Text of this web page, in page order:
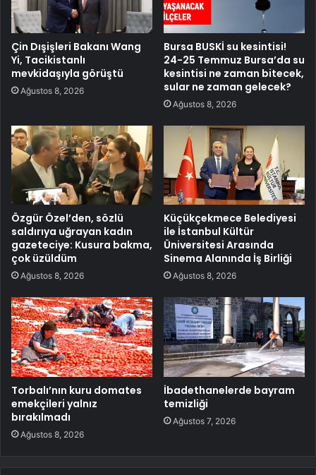
Çin Dışişleri Bakanı Wang
Yi, Tacikistanlı
mevkidaşıyla görüştü
Ağustos 8, 2026
Bursa BUSKİ su kesintisi!
24-25 Temmuz Bursa’da su
kesintisi ne zaman bitecek,
sular ne zaman gelecek?
Ağustos 8, 2026
Özgür Özel’den, sözlü
saldırıya uğrayan kadın
gazeteciye: Kusura bakma,
çok üzüldüm
Ağustos 8, 2026
Küçükçekmece Belediyesi
ile İstanbul Kültür
Üniversitesi Arasında
Sinema Alanında İş Birliği
Ağustos 8, 2026
Torbalı’nın kuru domates
emekçileri yalnız
bırakılmadı
Ağustos 8, 2026
İbadethanelerde bayram
temizliği
Ağustos 7, 2026